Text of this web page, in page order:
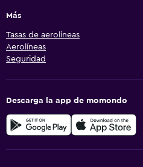
Más
Tasas de aerolíneas
Aerolíneas
Seguridad
Descarga la app de momondo